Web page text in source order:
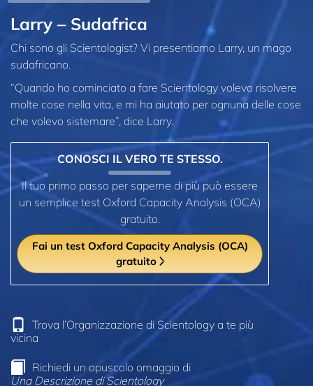
Larry – Sudafrica
Chi sono gli Scientologist? Vi presentiamo Larry, un mago
sudafricano.
“Quando ho cominciato a fare Scientology volevo risolvere
molte cose nella vita, e mi ha aiutato per ognuna delle cose
che volevo sistemare”, dice Larry.
CONOSCI IL VERO TE STESSO.
Il tuo primo passo per saperne di più può essere
un semplice test Oxford Capacity Analysis (OCA)
gratuito.
Fai un test Oxford Capacity Analysis (OCA)
gratuito
Trova l’Organizzazione di Scientology a te più
vicina
Richiedi un opuscolo omaggio di
Una Descrizione di Scientology